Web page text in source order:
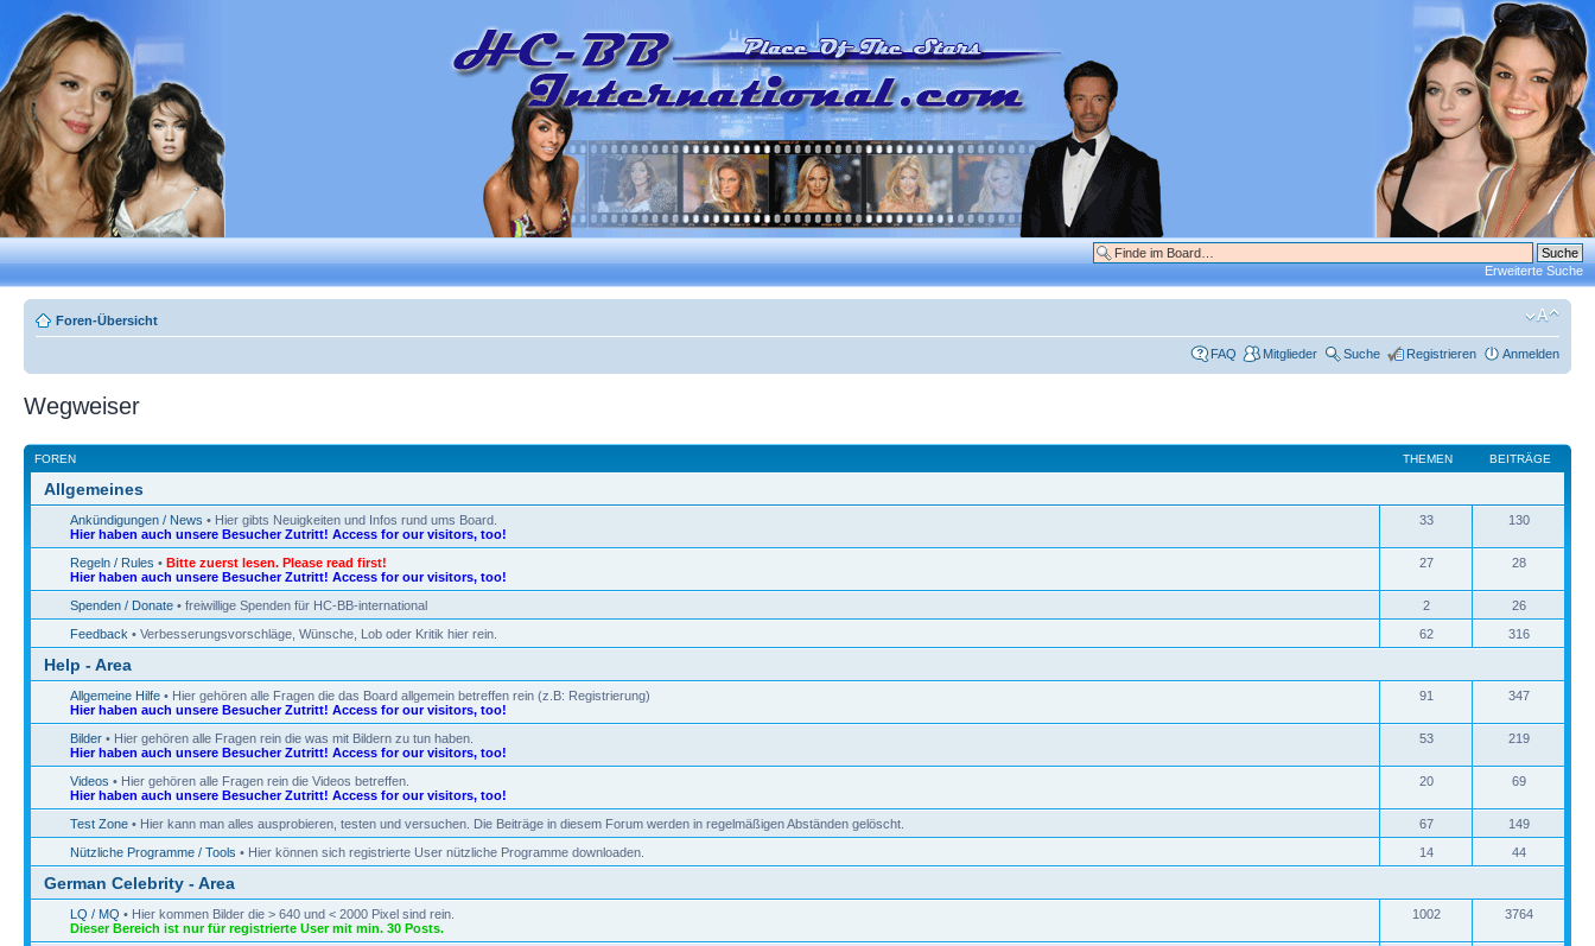
Erweiterte Suche
Foren-Übersicht
FAQ Mitglieder Suche Registrieren Anmelden
Wegweiser
FOREN THEMEN BEITRÄGE
Allgemeines
Ankündigungen / News • Hier gibts Neuigkeiten und Infos rund ums Board.
Hier haben auch unsere Besucher Zutritt! Access for our visitors, too!
33 130
Regeln / Rules • Bitte zuerst lesen. Please read first!
Hier haben auch unsere Besucher Zutritt! Access for our visitors, too!
27 28
Spenden / Donate • freiwillige Spenden für HC-BB-international 2
26
Feedback • Verbesserungsvorschläge, Wünsche, Lob oder Kritik hier rein. 62 316
Help - Area
Allgemeine Hilfe • Hier gehören alle Fragen die das Board allgemein betreffen rein (z.B: Registrierung)
Hier haben auch unsere Besucher Zutritt! Access for our visitors, too!
91 347
Bilder • Hier gehören alle Fragen rein die was mit Bildern zu tun haben.
Hier haben auch unsere Besucher Zutritt! Access for our visitors, too!
53 219
Videos • Hier gehören alle Fragen rein die Videos betreffen.
Hier haben auch unsere Besucher Zutritt! Access for our visitors, too!
20 69
Test Zone • Hier kann man alles ausprobieren, testen und versuchen. Die Beiträge in diesem Forum werden in regelmäßigen Abständen gelöscht. 67
149
Nützliche Programme / Tools • Hier können sich registrierte User nützliche Programme downloaden. 14 44
German Celebrity - Area
LQ / MQ • Hier kommen Bilder die > 640 und < 2000 Pixel sind rein.
Dieser Bereich ist nur für registrierte User mit min. 30 Posts.
1002 3764